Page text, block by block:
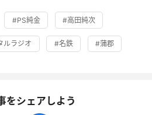
#PS純金 #高田純次
ルラジオ #名鉄 #蒲郡
をシェアしよう